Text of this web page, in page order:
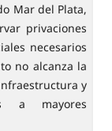
Mar del Plata,
privaciones
necesarios
no alcanza la
y
a mayores